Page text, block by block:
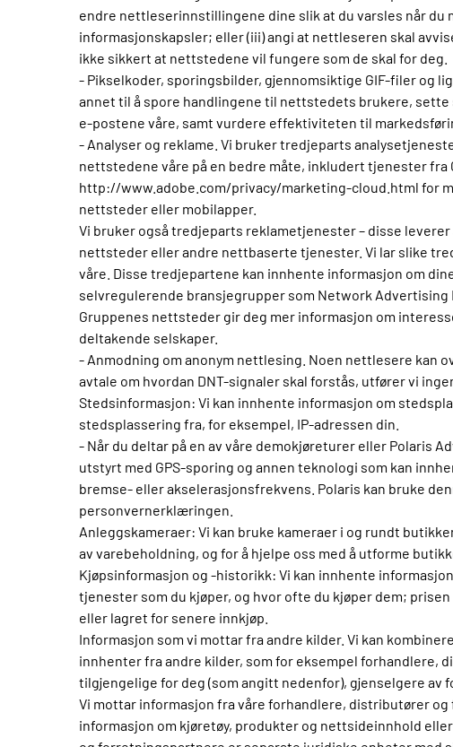
endre nettleserinnstillingene dine slik at du varsles når du
informasjonskapsler; eller (iii) angi at nettleseren skal
ikke sikkert at nettstedene vil fungere som de skal for deg.
- Pikselkoder, sporingsbilder, gjennomsiktige GIF-filer og
annet til å spore handlingene til nettstedets brukere,
e-postene våre, samt vurdere effektiviteten til
- Analyser og reklame. Vi bruker tredjeparts
nettstedene våre på en bedre måte, inkludert tjenester
http://www.adobe.com/privacy/marketing-cloud.html for
nettsteder eller mobilapper.
Vi bruker også tredjeparts reklametjenester – disse
nettsteder eller andre nettbaserte tjenester. Vi lar slike
våre. Disse tredjepartene kan innhente informasjon om
selvregulerende bransjegrupper som Network Advertising
Gruppenes nettsteder gir deg mer informasjon om
deltakende selskaper.
- Anmodning om anonym nettlesing. Noen nettlesere kan
avtale om hvordan DNT-signaler skal forstås, utfører vi
Stedsinformasjon: Vi kan innhente informasjon om
stedsplassering fra, for eksempel, IP-adressen din.
- Når du deltar på en av våre demokjøreturer eller Polaris
utstyrt med GPS-sporing og annen teknologi som kan
bremse- eller akselerasjonsfrekvens. Polaris kan bruke
personvernerklæringen.
Anleggskameraer: Vi kan bruke kameraer i og rundt
av varebeholdning, og for å hjelpe oss med å utforme
Kjøpsinformasjon og -historikk: Vi kan innhente
tjenester som du kjøper, og hvor ofte du kjøper dem;
eller lagret for senere innkjøp.
Informasjon som vi mottar fra andre kilder. Vi kan
innhenter fra andre kilder, som for eksempel forhandlere,
tilgjengelige for deg (som angitt nedenfor), gjenselgere av
Vi mottar informasjon fra våre forhandlere, distributører
informasjon om kjøretøy, produkter og nettsideinnhold